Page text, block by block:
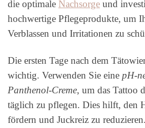
die optimale Nachsorge und
hochwertige Pflegeprodukte, um
Verblassen und Irritationen zu
Die ersten Tage nach dem
wichtig. Verwenden Sie eine pH-
Panthenol-Creme, um das Tattoo
täglich zu pflegen. Dies hilft, den
fördern und Juckreiz zu